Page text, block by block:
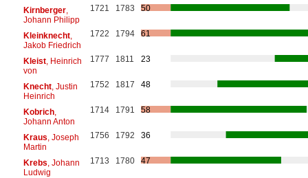
Kirnberger,
Johann Philipp
1721 1783 50
Kleinknecht,
Jakob Friedrich
1722 1794 61
Kleist, Heinrich
von
1777 1811 23
Knecht, Justin
Heinrich
1752 1817 48
Kobrich,
Johann Anton
1714 1791 58
Kraus , Joseph
Martin
1756 1792 36
Krebs , Johann
Ludwig
1713 1780 47